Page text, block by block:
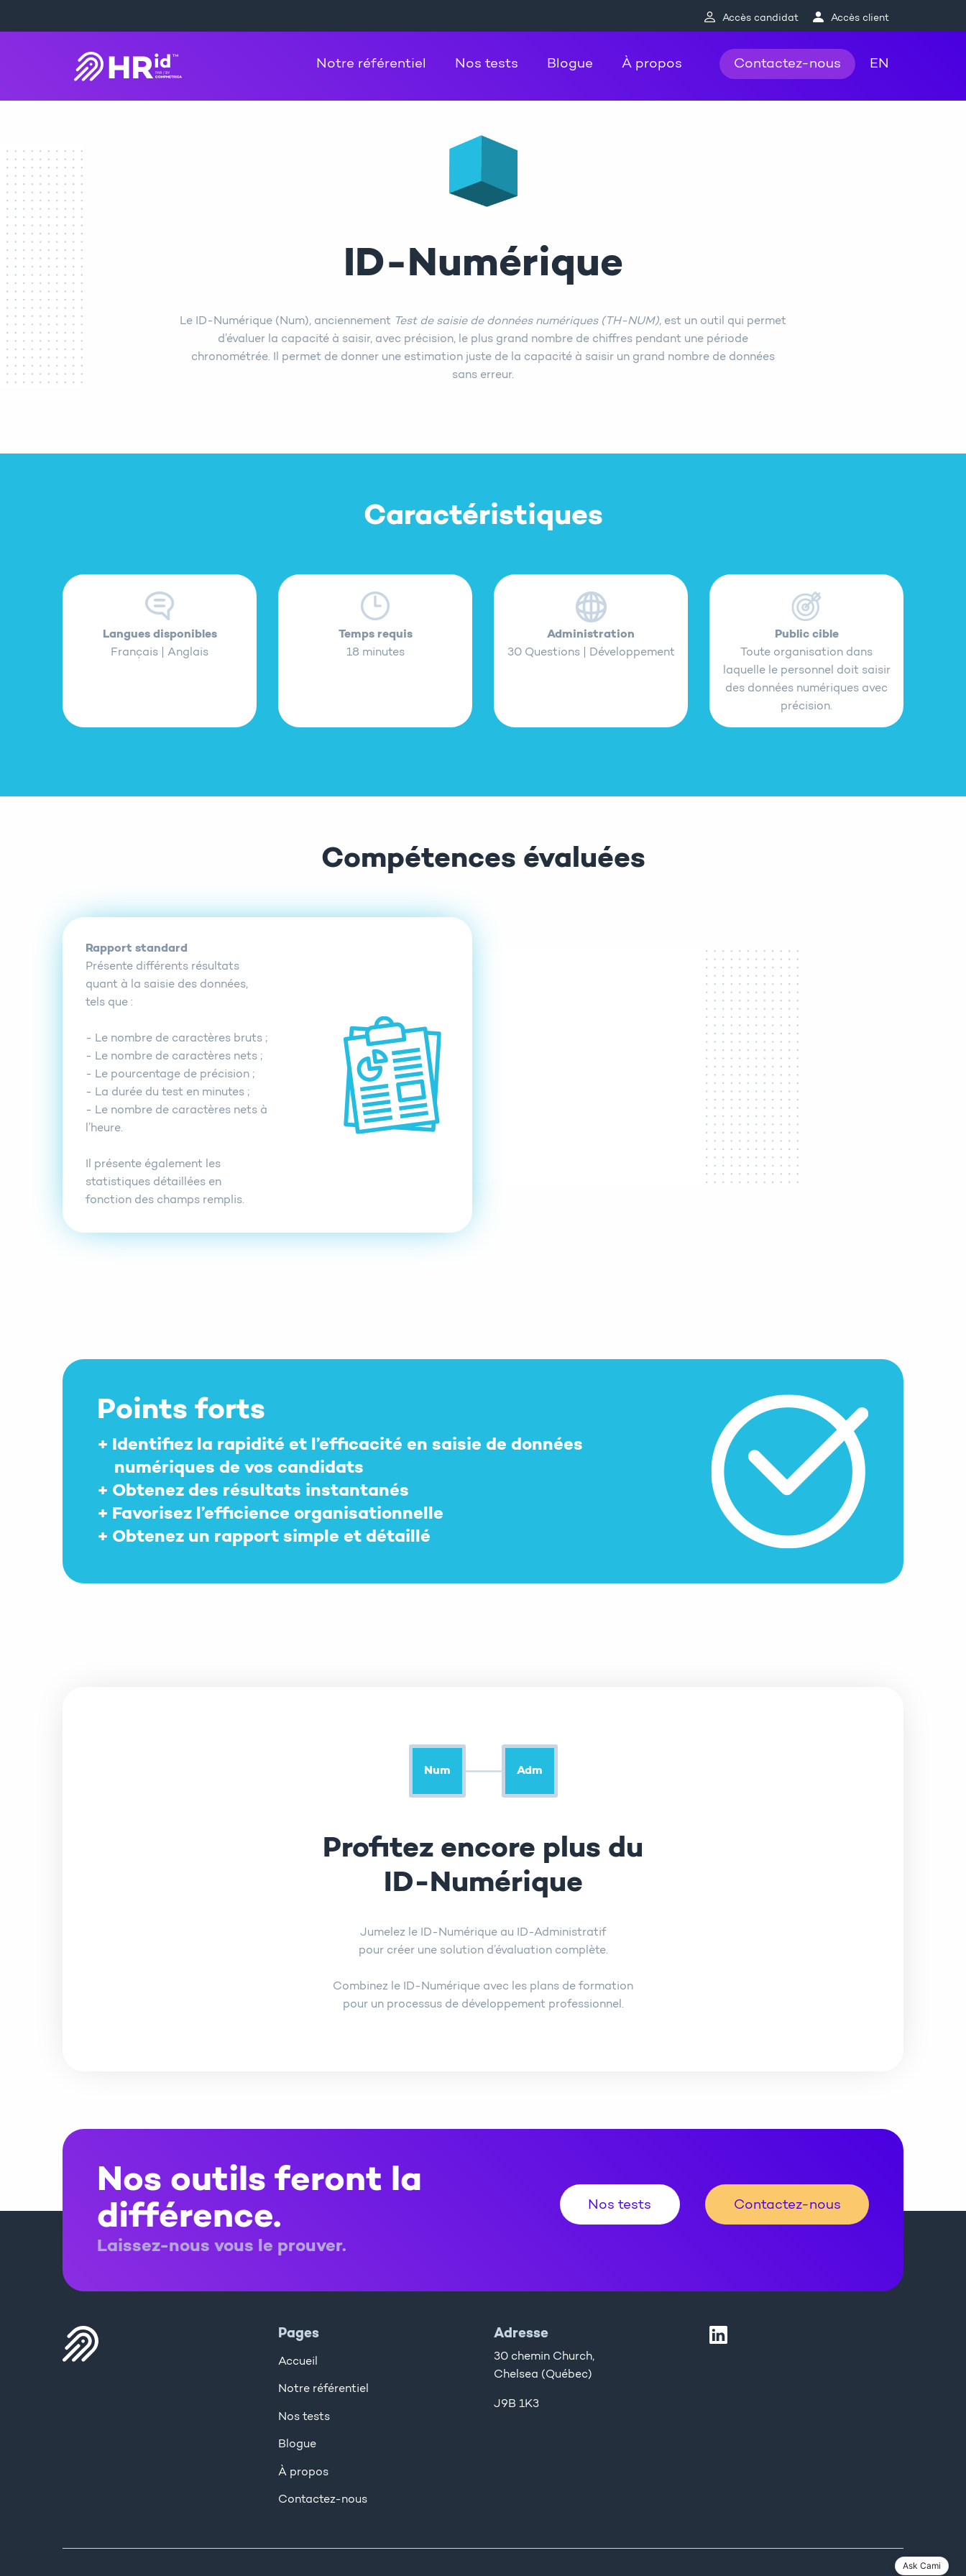
Accès candidat Accès client
Notre référentiel Nos tests Blogue À propos Contactez-nous EN
ID-Numérique
Le ID-Numérique (Num), anciennement Test de saisie de données numériques (TH-NUM), est un outil qui permet
d’évaluer la capacité à saisir, avec précision, le plus grand nombre de chiffres pendant une période
chronométrée. Il permet de donner une estimation juste de la capacité à saisir un grand nombre de données
sans erreur.
Caractéristiques
Langues disponibles
Français | Anglais
Temps requis
18 minutes
Administration
30 Questions | Développement
Public cible
Toute organisation dans
laquelle le personnel doit saisir
des données numériques avec
précision.
Compétences évaluées
Rapport standard
Présente différents résultats
quant à la saisie des données,
tels que :
- Le nombre de caractères bruts ;
- Le nombre de caractères nets ;
- Le pourcentage de précision ;
- La durée du test en minutes ;
- Le nombre de caractères nets à
l’heure.
Il présente également les
statistiques détaillées en
fonction des champs remplis.
Points forts
Identifiez la rapidité et l’efficacité en saisie de données
numériques de vos candidats
Obtenez des résultats instantanés
Favorisez l’efficience organisationnelle
Obtenez un rapport simple et détaillé
Num Adm
Profitez encore plus du
ID-Numérique
Jumelez le ID-Numérique au ID-Administratif
pour créer une solution d’évaluation complète.
Combinez le ID-Numérique avec les plans de formation
pour un processus de développement professionnel.
Nos outils feront la
différence.
Laissez-nous vous le prouver.
Nos tests Contactez-nous
Pages
Accueil
Notre référentiel
Nos tests
Blogue
À propos
Contactez-nous
Adresse
30 chemin Church,
Chelsea (Québec)
J9B 1K3
Ask Cami